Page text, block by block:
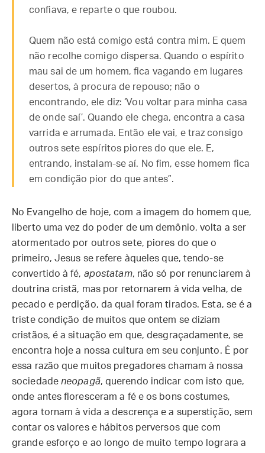
confiava, e reparte o que roubou.
Quem não está comigo está contra mim. E quem
não recolhe comigo dispersa. Quando o espírito
mau sai de um homem, fica vagando em lugares
desertos, à procura de repouso; não o
encontrando, ele diz: ‘Vou voltar para minha casa
de onde saí’. Quando ele chega, encontra a casa
varrida e arrumada. Então ele vai, e traz consigo
outros sete espíritos piores do que ele. E,
entrando, instalam-se aí. No fim, esse homem fica
em condição pior do que antes”.
No Evangelho de hoje, com a imagem do homem que,
liberto uma vez do poder de um demônio, volta a ser
atormentado por outros sete, piores do que o
primeiro, Jesus se refere àqueles que, tendo-se
convertido à fé, apostatam, não só por renunciarem à
doutrina cristã, mas por retornarem à vida velha, de
pecado e perdição, da qual foram tirados. Esta, se é a
triste condição de muitos que ontem se diziam
cristãos, é a situação em que, desgraçadamente, se
encontra hoje a nossa cultura em seu conjunto. É por
essa razão que muitos pregadores chamam à nossa
sociedade neopagã, querendo indicar com isto que,
onde antes floresceram a fé e os bons costumes,
agora tornam à vida a descrença e a superstição, sem
contar os valores e hábitos perversos que com
grande esforço e ao longo de muito tempo lograra a